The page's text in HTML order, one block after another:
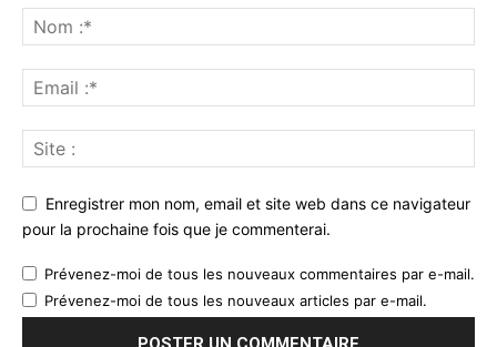
Enregistrer mon nom, email et site web dans ce navigateur
pour la prochaine fois que je commenterai.
Prévenez-moi de tous les nouveaux commentaires par e-mail.
Prévenez-moi de tous les nouveaux articles par e-mail.